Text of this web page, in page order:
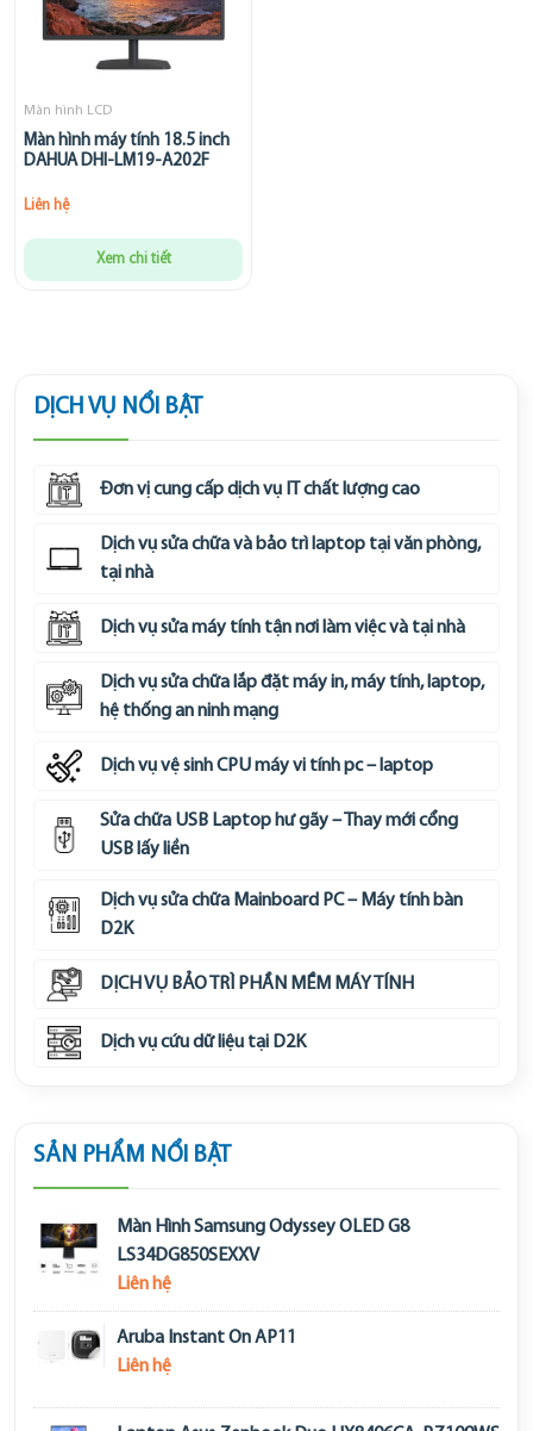
Màn hình LCD
Màn hình máy tính 18.5 inch
DAHUA DHI-LM19-A202F
Liên hệ
Xem chi tiết
DỊCH VỤ NỔI BẬT
Đơn vị cung cấp dịch vụ IT chất lượng cao
Dịch vụ sửa chữa và bảo trì laptop tại văn phòng,
tại nhà
Dịch vụ sửa máy tính tận nơi làm việc và tại nhà
Dịch vụ sửa chữa lắp đặt máy in, máy tính, laptop,
hệ thống an ninh mạng
Dịch vụ vệ sinh CPU máy vi tính pc – laptop
Sửa chữa USB Laptop hư gãy – Thay mới cổng
USB lấy liền
Dịch vụ sửa chữa Mainboard PC – Máy tính bàn
D2K
DỊCH VỤ BẢO TRÌ PHẦN MỀM MÁY TÍNH
Dịch vụ cứu dữ liệu tại D2K
SẢN PHẨM NỔI BẬT
Màn Hình Samsung Odyssey OLED G8
LS34DG850SEXXV
Liên hệ
Aruba Instant On AP11
Liên hệ